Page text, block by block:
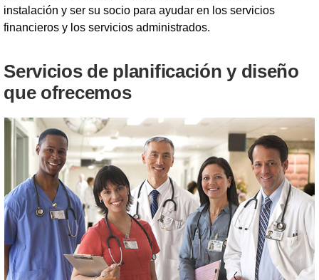
instalación y ser su socio para ayudar en los servicios
financieros y los servicios administrados.
Servicios de planificación y diseño
que ofrecemos